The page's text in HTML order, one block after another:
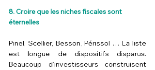
8. Croire que les niches fiscales sont
éternelles
Pinel, Scellier, Besson, Périssol … La liste
est longue de dispositifs disparus.
Beaucoup d’investisseurs construisent